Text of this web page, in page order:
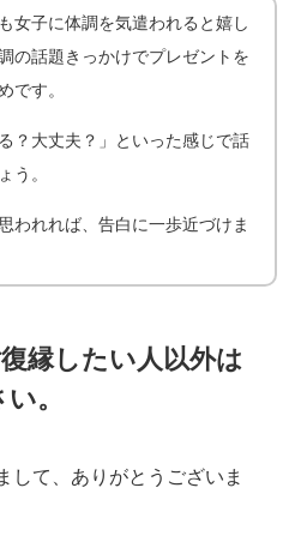
女子に体調を気遣われると嬉し
の話題きっかけでプレゼントを
です。
？大丈夫？」といった感じで話
う。
われれば、告白に一歩近づけま
復縁したい人以外は
。
して、ありがとうございま